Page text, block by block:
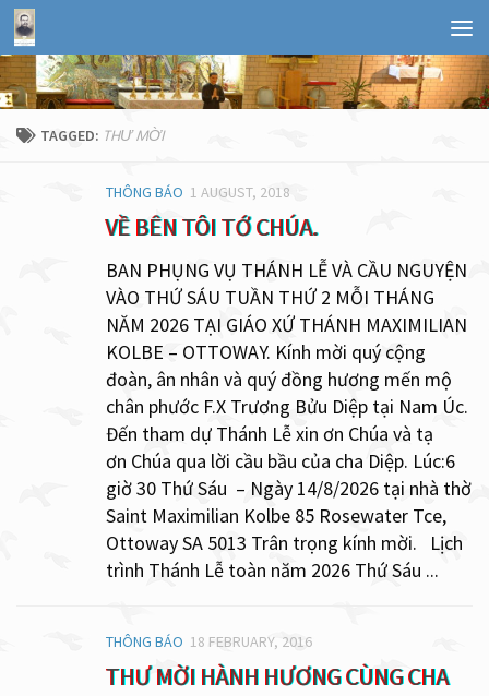
TAGGED: THƯ MỜI
THÔNG BÁO 1 AUGUST, 2018
VỀ BÊN TÔI TỚ CHÚA.
BAN PHỤNG VỤ THÁNH LỄ VÀ CẦU NGUYỆN
VÀO THỨ SÁU TUẦN THỨ 2 MỖI THÁNG
NĂM 2026 TẠI GIÁO XỨ THÁNH MAXIMILIAN
KOLBE – OTTOWAY. Kính mời quý cộng
đoàn, ân nhân và quý đồng hương mến mộ
chân phước F.X Trương Bửu Diệp tại Nam Úc.
Đến tham dự Thánh Lễ xin ơn Chúa và tạ
ơn Chúa qua lời cầu bầu của cha Diệp. Lúc:6
giờ 30 Thứ Sáu – Ngày 14/8/2026 tại nhà thờ
Saint Maximilian Kolbe 85 Rosewater Tce,
Ottoway SA 5013 Trân trọng kính mời. Lịch
trình Thánh Lễ toàn năm 2026 Thứ Sáu ...
THÔNG BÁO 18 FEBRUARY, 2016
THƯ MỜI HÀNH HƯƠNG CÙNG CHA